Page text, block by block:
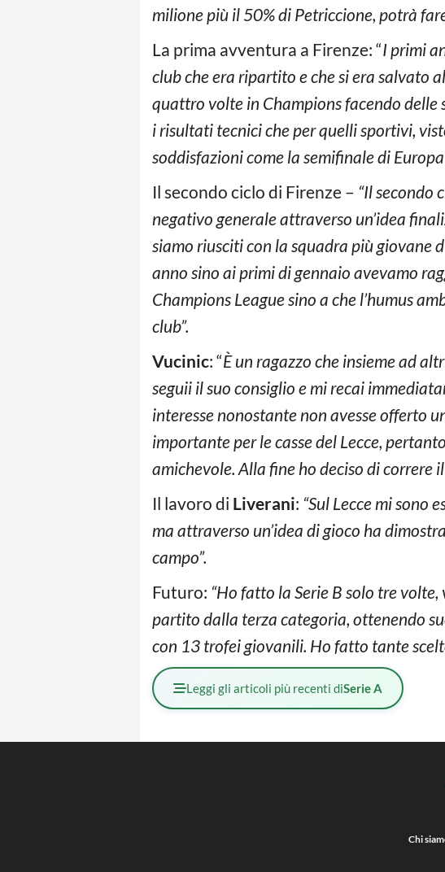
milione più il 50% di Petriccione, potrà
La prima avventura a Firenze: “I primi
club che era ripartito e che si era salvato
quattro volte in Champions facendo delle
i risultati tecnici che per quelli sportivi,
soddisfazioni come la semifinale di Europa
Il secondo ciclo di Firenze – “Il secondo
negativo generale attraverso un’idea
siamo riusciti con la squadra più giovane
anno sino ai primi di gennaio avevamo
Champions League sino a che l’humus
club”.
Vucinic: “È un ragazzo che insieme ad
seguii il suo consiglio e mi recai
interesse nonostante non avesse offerto
importante per le casse del Lecce,
amichevole. Alla fine ho deciso di correre
Il lavoro di Liverani: “Sul Lecce mi sono
ma attraverso un’idea di gioco ha
campo”.
Futuro: “Ho fatto la Serie B solo tre
partito dalla terza categoria, ottenendo
con 13 trofei giovanili. Ho fatto tante
Leggi gli articoli più recenti diSerie A
Chi